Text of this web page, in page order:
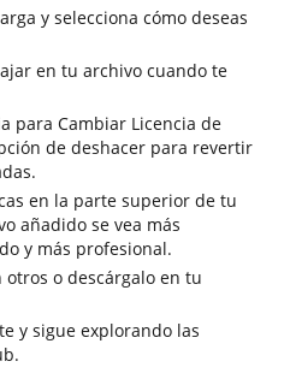
y selecciona cómo deseas
en tu archivo cuando te
para Cambiar Licencia de
de deshacer para revertir
en la parte superior de tu
añadido se vea más
y más profesional.
o descárgalo en tu
y sigue explorando las